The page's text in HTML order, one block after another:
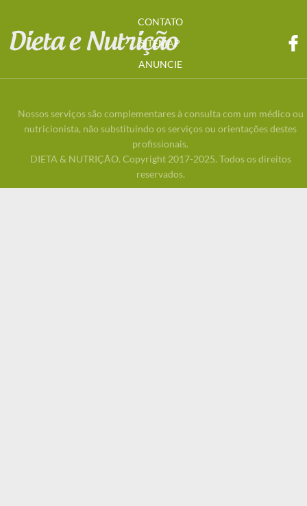
CONTATO
SITEMAP
ANUNCIE
Nossos serviços são complementares à consulta com um médico ou
nutricionista, não substituindo os serviços ou orientações destes
profissionais.
DIETA & NUTRIÇÃO. Copyright 2017-2025. Todos os direitos
reservados.